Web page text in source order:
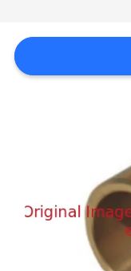
FORDERN
PRIVACY